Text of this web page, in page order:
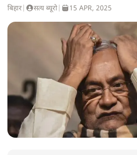
बिहार सत्य ब्यूरो 15 APR, 2025